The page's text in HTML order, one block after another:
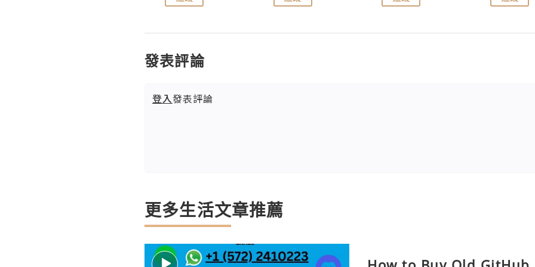
發表評論
登入發表評論
更多生活文章推薦